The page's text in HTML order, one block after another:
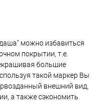
можно избавиться
покрытии, т.е.
большие
такой маркер Вы
внешний вид,
а также сэкономить